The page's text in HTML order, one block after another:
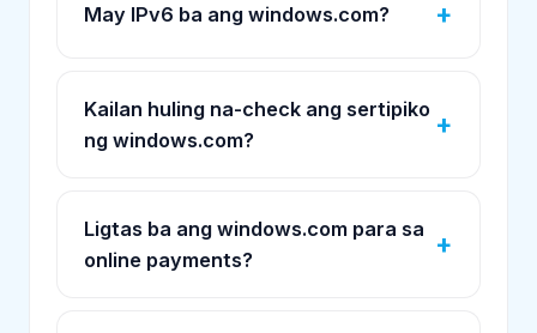
May IPv6 ba ang windows.com?
Kailan huling na-check ang sertipiko
ng windows.com?
Ligtas ba ang windows.com para sa
online payments?